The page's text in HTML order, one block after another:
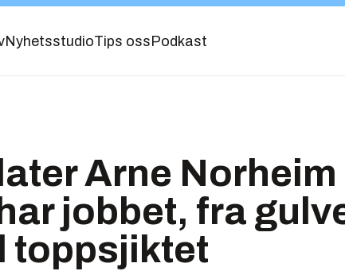
NyhetsstudioTips oss Podkast
Arne Norheim
jobbet, fra
toppsjiktet